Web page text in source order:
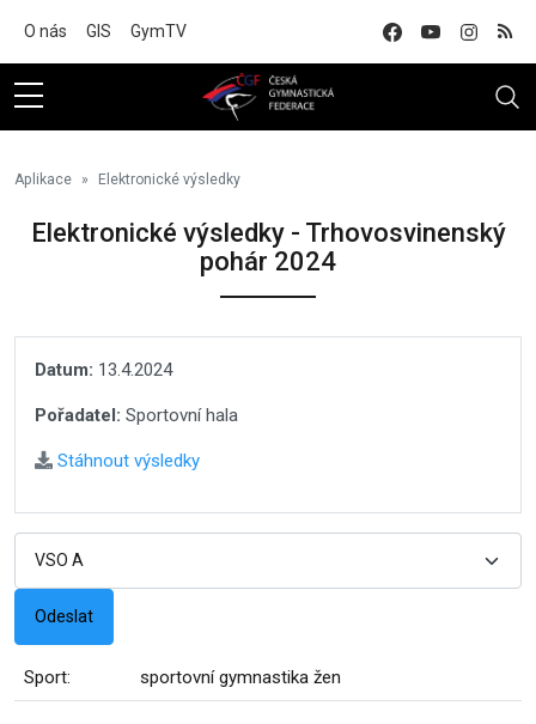
O nás GIS GymTV
Aplikace Elektronické výsledky
Elektronické výsledky - Trhovosvinenský
pohár 2024
Datum: 13.4.2024
Pořadatel: Sportovní hala
Stáhnout výsledky
Sport: sportovní gymnastika žen